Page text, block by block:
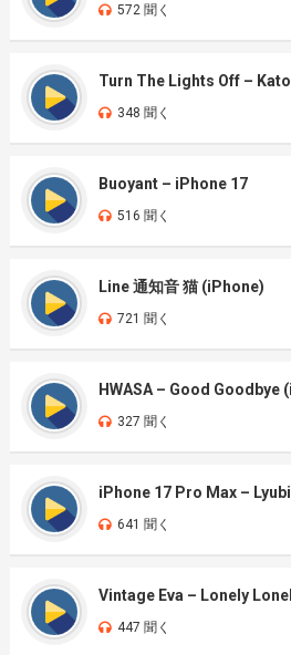
572 聞く
Turn The Lights Off –
348 聞く
Buoyant – iPhone 17
516 聞く
Line 通知音 猫 (iPhone)
721 聞く
HWASA – Good Goodbye
327 聞く
iPhone 17 Pro Max –
641 聞く
Vintage Eva – Lonely
447 聞く